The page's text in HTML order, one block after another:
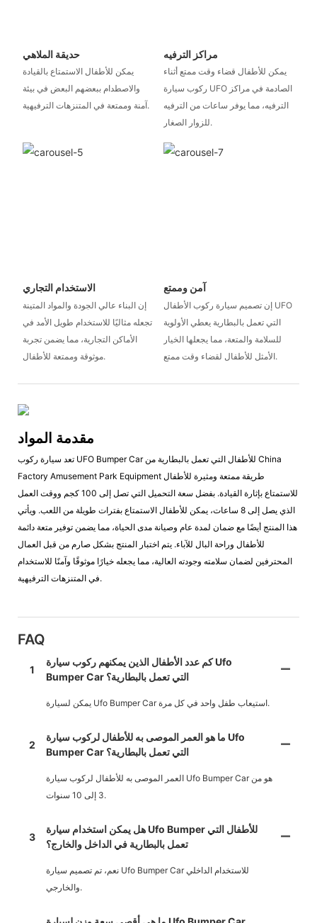
حديقة الملاهي
يمكن للأطفال الاستمتاع بالقيادة
والاصطدام ببعضهم البعض في بيئة
آمنة وممتعة في المتنزهات الترفيهية.
مراكز الترفيه
يمكن للأطفال قضاء وقت ممتع أثناء
ركوب سيارة UFO الصادمة في مراكز
الترفيه، مما يوفر ساعات من الترفيه
للزوار الصغار.
الاستخدام التجاري
إن البناء عالي الجودة والمواد المتينة
تجعله مثاليًا للاستخدام طويل الأمد في
الأماكن التجارية، مما يضمن تجربة
موثوقة وممتعة للأطفال.
آمن وممتع
إن تصميم سيارة ركوب الأطفال UFO
التي تعمل بالبطارية يعطي الأولوية
للسلامة والمتعة، مما يجعلها الخيار
الأمثل للأطفال لقضاء وقت ممتع.
مقدمة المواد
تعد سيارة ركوب UFO Bumper Car للأطفال التي تعمل بالبطارية من China
Factory Amusement Park Equipment طريقة ممتعة ومثيرة للأطفال
للاستمتاع بإثارة القيادة. بفضل سعة التحميل التي تصل إلى 100 كجم ووقت العمل
الذي يصل إلى 8 ساعات، يمكن للأطفال الاستمتاع بفترات طويلة من اللعب. ويأتي
هذا المنتج أيضًا مع ضمان لمدة عام وصيانة مدى الحياة، مما يضمن توفير متعة دائمة
للأطفال وراحة البال للآباء. يتم اختبار المنتج بشكل صارم من قبل العمال
المحترفين لضمان سلامته وجودته العالية، مما يجعله خيارًا موثوقًا وآمنًا للاستخدام
في المتنزهات الترفيهية.
FAQ
1
كم عدد الأطفال الذين يمكنهم ركوب سيارة Ufo
Bumper Car التي تعمل بالبطارية؟
يمكن لسيارة Ufo Bumper Car استيعاب طفل واحد في كل مرة.
2
ما هو العمر الموصى به للأطفال لركوب سيارة Ufo
Bumper Car التي تعمل بالبطارية؟
العمر الموصى به للأطفال لركوب سيارة Ufo Bumper Car هو من
3 إلى 10 سنوات.
3
هل يمكن استخدام سيارة Ufo Bumper للأطفال التي
تعمل بالبطارية في الداخل والخارج؟
نعم، تم تصميم سيارة Ufo Bumper Car للاستخدام الداخلي
والخارجي.